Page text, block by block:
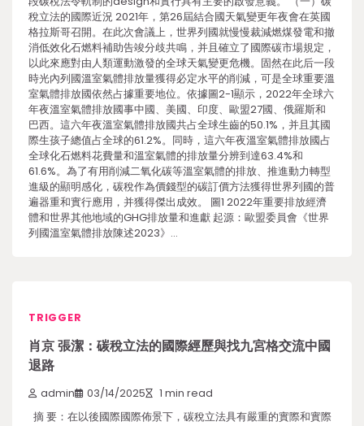
稅立法的國際近況 2021年，第26屆結合國天氣變更年夜會在英國
格拉斯哥召開。在此次會議上，世界列國就慢慢裁減燃煤發電和撤
消低效化石燃料補助告竣分歧共鳴，并且確立了國際碳市場規定，
以此來應對由人類運動激發的全球天氣變更危機。固然在此后一段
時光內列國溫室氣體排放量獲得必定水平的削減，可是全球重要溫
室氣體排放國依然占據重要地位。依據圖2-1顯示，2022年全球六
年夜溫室氣體排放國事中國、美國、印度、歐盟27國、俄羅斯和
巴西。這六年夜溫室氣體排放國共占全球生齒的50.1%，并且其國
際生孩子總值占全球的61.2%。同時，這六年夜溫室氣體排放國占
全球化石燃料花費量和溫室氣體的排放量分辨到達63.4%和
61.6%。為了有用削減二氧化碳等溫室氣體的排放、推進動力轉型
進級的顯明感化，碳稅作為價錢型的碳訂價方法獲得世界列國的普
遍器重和實行應用，并獲得傑出成效。 圖1 2022年重要排放經濟
體和世界其他地域的GHG排放量和進獻 起源：歐盟委員會《世界
列國溫室氣體排放陳述2023》…
TRIGGER
肖京 張潔：碳稅立法的國際經歷與找九宮格交流中國
退路
admin 03/14/2025 1 min read
摘 要：在以後國際國際佈景下，碳稅立法具有嚴重的實際和實際